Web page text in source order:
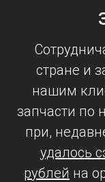
стране и
нашим
запчасти по
при,
удалось
рублей на